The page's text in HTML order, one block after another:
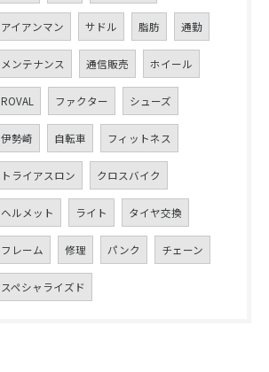
アイアンマン サドル 脂肪 通勤
メンテナンス 通信販売 ホイール
ROVAL ファクター シューズ
伊勢崎 自転車 フィットネス
トライアスロン クロスバイク
ヘルメット ライト タイヤ交換
フレーム 修理 パンク チェーン
スペシャライズド